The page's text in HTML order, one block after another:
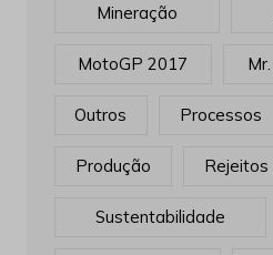
Mineração
MotoGP 2017
Outros Processos
Produção Rejeitos
Sustentabilidade